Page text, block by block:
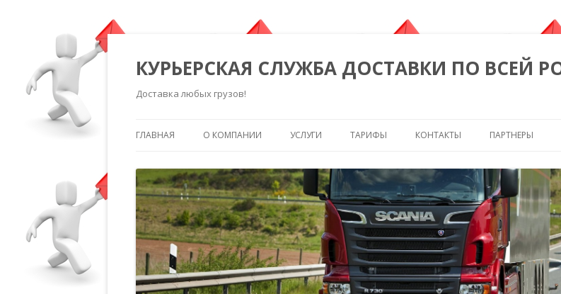
КУРЬЕРСКАЯ СЛУЖБА ДОСТАВКИ ПО ВСЕЙ
Доставка любых грузов!
ГЛАВНАЯ О КОМПАНИИ УСЛУГИ ТАРИФЫ КОНТАКТЫ ПАРТНЕРЫ